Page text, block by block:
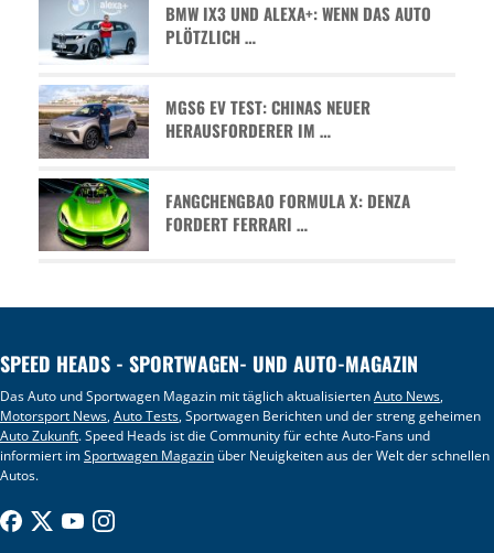
BMW IX3 UND ALEXA+: WENN DAS AUTO
PLÖTZLICH …
MGS6 EV TEST: CHINAS NEUER
HERAUSFORDERER IM …
FANGCHENGBAO FORMULA X: DENZA
FORDERT FERRARI …
SPEED HEADS - SPORTWAGEN- UND AUTO-MAGAZIN
Das Auto und Sportwagen Magazin mit täglich aktualisiertenAuto News,
Motorsport News,Auto Tests, Sportwagen Berichten und der streng geheimen
Auto Zukunft. Speed Heads ist die Community für echte Auto-Fans und
informiert imSportwagen Magazin über Neuigkeiten aus der Welt der schnellen
Autos.